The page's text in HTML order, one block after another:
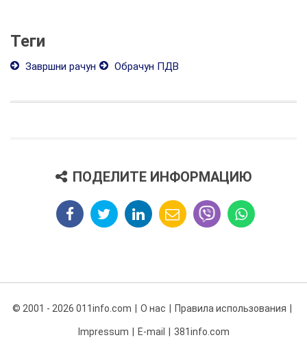
Теги
Завршни рачун Обрачун ПДВ
ПОДЕЛИТЕ ИНФОРМАЦИЮ
© 2001 - 2026 011info.com О нас Правила использования
Impressum E-mail 381info.com